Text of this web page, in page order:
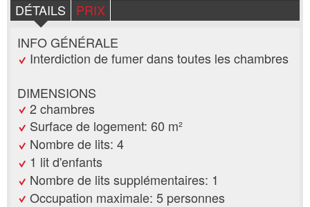
DÉTAILS
PRIX
INFO GÉNÉRALE
Interdiction de fumer dans toutes les chambres
DIMENSIONS
2 chambres
Surface de logement: 60 m²
Nombre de lits: 4
1 lit d'enfants
Nombre de lits supplémentaires: 1
Occupation maximale: 5 personnes